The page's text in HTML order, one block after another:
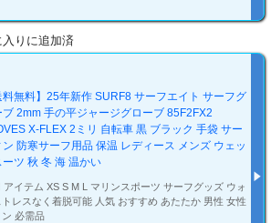
入りに追加済
料無料】25年新作 SURF8 サーフエイト サーフグ
ブ 2mm 手の平ジャージグローブ 85F2FX2
X-FLEX 2ミリ 自転車 黒 ブラック 手袋 サー
ン 防寒サーフ用品 保温 レディース メンズ ウェッ
ーツ 秋 冬 海 温かい
アイテム XS S M L マリンスポーツ サーフグッズ ウォ
レスなく着脱可能 人気 おすすめ あたたか 男性 女性
必需品